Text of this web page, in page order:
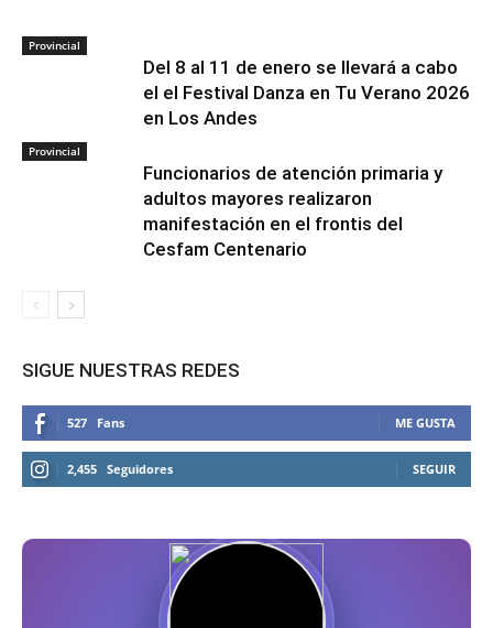
Provincial
Del 8 al 11 de enero se llevará a cabo
el el Festival Danza en Tu Verano 2026
en Los Andes
Provincial
Funcionarios de atención primaria y
adultos mayores realizaron
manifestación en el frontis del
Cesfam Centenario
SIGUE NUESTRAS REDES
527 Fans ME GUSTA
2,455 Seguidores SEGUIR